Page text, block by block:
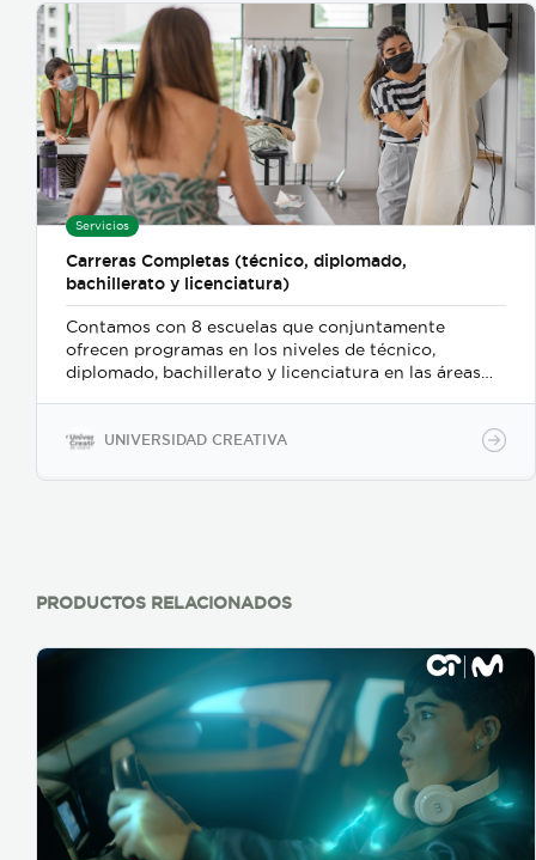
Servicios
Carreras Completas (técnico, diplomado,
bachillerato y licenciatura)
Contamos con 8 escuelas que conjuntamente
ofrecen programas en los niveles de técnico,
diplomado, bachillerato y licenciatura en las áreas
y diseño de interiores, moda, comunicación e
UNIVERSIDAD CREATIVA
PRODUCTOS RELACIONADOS